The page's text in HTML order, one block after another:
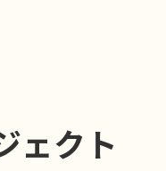
ェクト